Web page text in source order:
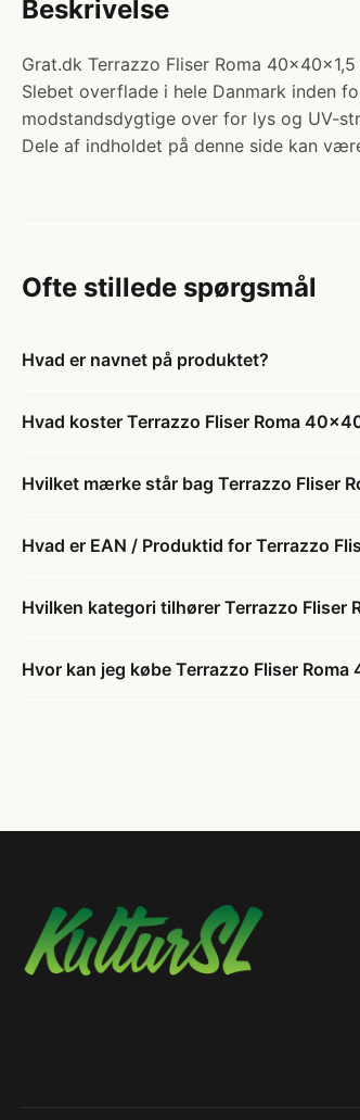
Beskrivelse
Grat.dk Terrazzo Fliser Roma
Slebet overflade i hele Danmark inden
modstandsdygtige over for lys og UV-
Dele af indholdet på denne side kan
Ofte stillede spørgsmål
Hvad er navnet på produktet?
Hvad koster Terrazzo Fliser Roma
Hvilket mærke står bag Terrazzo Fliser
Hvad er EAN / Produktid for Terrazzo
Hvilken kategori tilhører Terrazzo Fliser
Hvor kan jeg købe Terrazzo Fliser